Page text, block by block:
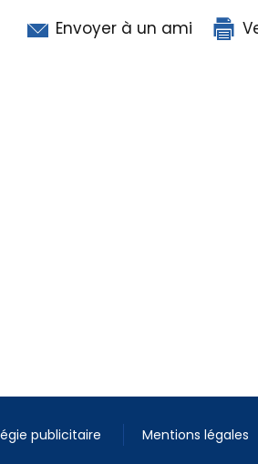
Envoyer à un ami
publicitaire Mentions légales